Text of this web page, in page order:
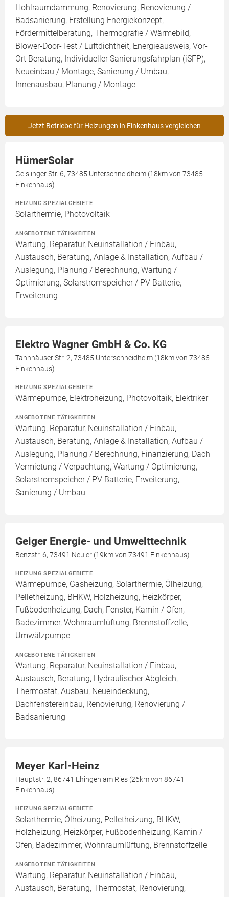
Hohlraumdämmung, Renovierung, Renovierung /
Badsanierung, Erstellung Energiekonzept,
Fördermittelberatung, Thermografie / Wärmebild,
Blower-Door-Test / Luftdichtheit, Energieausweis, Vor-
Ort Beratung, Individueller Sanierungsfahrplan (iSFP),
Neueinbau / Montage, Sanierung / Umbau,
Innenausbau, Planung / Montage
Jetzt Betriebe für Heizungen in Finkenhaus vergleichen
HümerSolar
Geislinger Str. 6, 73485 Unterschneidheim (18km von 73485
Finkenhaus)
HEIZUNG SPEZIALGEBIETE
Solarthermie, Photovoltaik
ANGEBOTENE TÄTIGKEITEN
Wartung, Reparatur, Neuinstallation / Einbau,
Austausch, Beratung, Anlage & Installation, Aufbau /
Auslegung, Planung / Berechnung, Wartung /
Optimierung, Solarstromspeicher / PV Batterie,
Erweiterung
Elektro Wagner GmbH & Co. KG
Tannhäuser Str. 2, 73485 Unterschneidheim (18km von 73485
Finkenhaus)
HEIZUNG SPEZIALGEBIETE
Wärmepumpe, Elektroheizung, Photovoltaik, Elektriker
ANGEBOTENE TÄTIGKEITEN
Wartung, Reparatur, Neuinstallation / Einbau,
Austausch, Beratung, Anlage & Installation, Aufbau /
Auslegung, Planung / Berechnung, Finanzierung, Dach
Vermietung / Verpachtung, Wartung / Optimierung,
Solarstromspeicher / PV Batterie, Erweiterung,
Sanierung / Umbau
Geiger Energie- und Umwelttechnik
Benzstr. 6, 73491 Neuler (19km von 73491 Finkenhaus)
HEIZUNG SPEZIALGEBIETE
Wärmepumpe, Gasheizung, Solarthermie, Ölheizung,
Pelletheizung, BHKW, Holzheizung, Heizkörper,
Fußbodenheizung, Dach, Fenster, Kamin / Ofen,
Badezimmer, Wohnraumlüftung, Brennstoffzelle,
Umwälzpumpe
ANGEBOTENE TÄTIGKEITEN
Wartung, Reparatur, Neuinstallation / Einbau,
Austausch, Beratung, Hydraulischer Abgleich,
Thermostat, Ausbau, Neueindeckung,
Dachfenstereinbau, Renovierung, Renovierung /
Badsanierung
Meyer Karl-Heinz
Hauptstr. 2, 86741 Ehingen am Ries (26km von 86741
Finkenhaus)
HEIZUNG SPEZIALGEBIETE
Solarthermie, Ölheizung, Pelletheizung, BHKW,
Holzheizung, Heizkörper, Fußbodenheizung, Kamin /
Ofen, Badezimmer, Wohnraumlüftung, Brennstoffzelle
ANGEBOTENE TÄTIGKEITEN
Wartung, Reparatur, Neuinstallation / Einbau,
Austausch, Beratung, Thermostat, Renovierung,